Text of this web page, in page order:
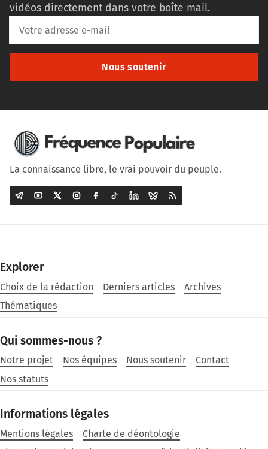
vidéos directement dans votre boîte mail.
Nous soutenir
La connaissance libre, le vrai pouvoir du peuple.
Explorer
Choix de la rédaction Derniers articles
Archives
Thématiques
Qui sommes-nous ?
Notre projet Nos équipes Nous soutenir
Contact
Nos statuts
Informations légales
Mentions légales
Charte de déontologie